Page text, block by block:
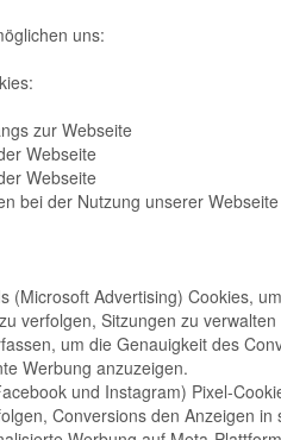
uns:
zur Webseite
Webseite
Webseite
bei der Nutzung unserer Webseite
(Microsoft Advertising) Cookies, um
verfolgen, Sitzungen zu
um die Genauigkeit des
Werbung anzuzeigen.
und Instagram) Pixel-
Conversions den Anzeigen in